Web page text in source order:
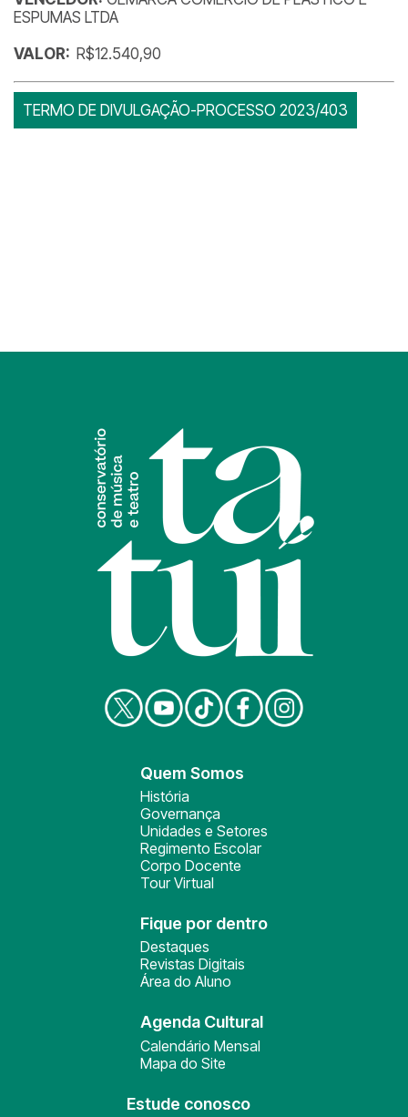
ESPUMAS LTDA
VALOR: R$12.540,90
TERMO DE DIVULGAÇÃO-PROCESSO 2023/403
Quem Somos
História
Governança
Unidades e Setores
Regimento Escolar
Corpo Docente
Tour Virtual
Fique por dentro
Destaques
Revistas Digitais
Área do Aluno
Agenda Cultural
Calendário Mensal
Mapa do Site
Estude conosco